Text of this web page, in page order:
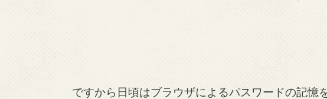
ですから日頃はブラウザによるパスワードの記憶